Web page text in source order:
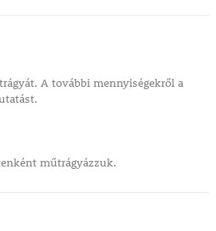
A további mennyiségekről a
műtrágyázzuk.